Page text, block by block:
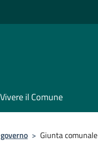
Vivere il Comune
> Giunta comunale